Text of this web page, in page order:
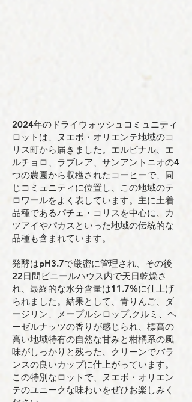
2024年のドライウォッシュコミュニティ
ロットは、ヌエボ・オリエンテ地域のコ
リス町から届きました。エルピナル、エ
ルチョロ、ラブレア、サンアントニオの4
つの農園から収穫されたコーヒーで、同
じコミュニティに位置し、この地域のテ
ロワールをよく表しています。主に土着
品種であるパチェ・コリスを中心に、カ
ツアイやパカスといった地域の伝統的な
品種も含まれています。
発酵はpH3.7で厳密に管理され、その後
22日間ビニールハウス内で天日乾燥さ
れ、最終的な水分含量は11.7%に仕上げ
られました。結果として、青りんご、ダ
ージリン、メープルシロップ,クルミ、ヘ
ーゼルナッツの香りが感じられ、標高の
高い地域特有の自然な甘みと柑橘系の風
味がしっかりと残った、クリーンでバラ
ンスの良いカップに仕上がっています。
この特別なロットで、ヌエボ・オリエン
テのユニークな味わいをぜひお楽しみく